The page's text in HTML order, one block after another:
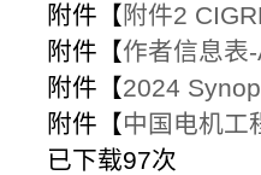
附件【 附件2
附件【作者信息表
附件【2024
附件【中国电机工
已下载97次